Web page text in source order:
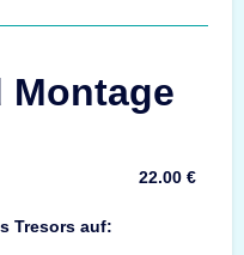
Montage
22.00 €
Tresors auf: